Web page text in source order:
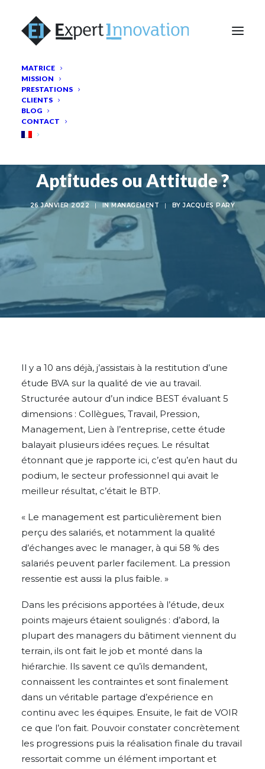
MATRICE
MISSION
PRESTATIONS
CLIENTS
BLOG
CONTACT
Aptitudes ou Attitude ?
26 JANVIER 2022 | INMANAGEMENT | BYJACQUES PARY
Il y a 10 ans déjà, j’assistais à la restitution d’une
étude BVA sur la qualité de vie au travail.
Structurée autour d’un indice BEST évaluant 5
dimensions : Collègues, Travail, Pression,
Management, Lien à l’entreprise, cette étude
balayait plusieurs idées reçues. Le résultat
étonnant que je rapporte ici, c’est qu’en haut du
podium, le secteur professionnel qui avait le
meilleur résultat, c’était le BTP.
« Le management est particulièrement bien
perçu des salariés, et notamment la qualité
d’échanges avec le manager, à qui 58 % des
salariés peuvent parler facilement. La pression
ressentie est aussi la plus faible. »
Dans les précisions apportées à l’étude, deux
points majeurs étaient soulignés : d’abord, la
plupart des managers du bâtiment viennent du
terrain, ils ont fait le job et monté dans la
hiérarchie. Ils savent ce qu’ils demandent,
connaissent les contraintes et sont finalement
dans un véritable partage d’expérience en
continu avec les équipes. Ensuite, le fait de VOIR
ce que l’on fait. Pouvoir constater concrètement
les progressions puis la réalisation finale du travail
ressortait comme un élément important et